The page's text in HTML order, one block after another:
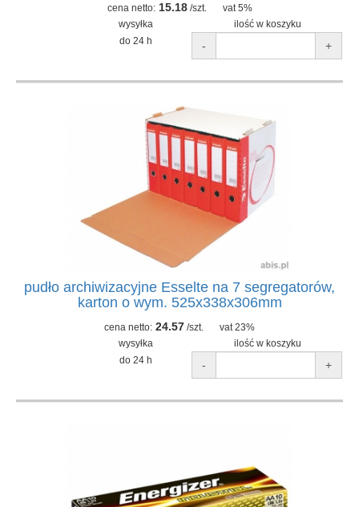
cena netto: 15.18/szt.
vat 5%
wysyłka
ilość w koszyku
do 24 h
- +
pudło archiwizacyjne Esselte na 7 segregatorów,
karton o wym. 525x338x306mm
cena netto: 24.57 /szt.
vat 23%
wysyłka
ilość w koszyku
do 24 h
- +